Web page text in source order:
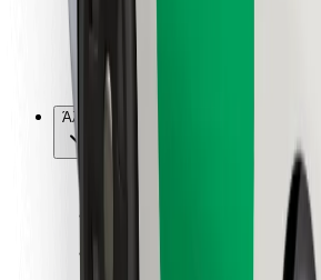
Για ιδιοκτήτες στόλου οχημάτων
Bolt for Business
Άλλο
Προμηθευτές
Όροι & Προϋποθέσεις